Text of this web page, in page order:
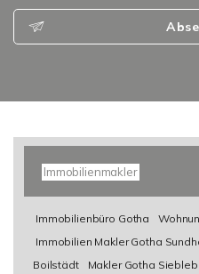
Immobilienmakler
Immobilienbüro Gotha
Immobilien Makler Gotha
Boilstädt
Makler Gotha